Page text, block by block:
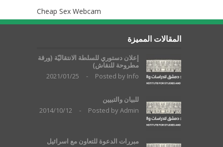
Cheap Sex Webcam
المقالات المميزة
إعلان دستوري للسلطة الانتقاليّة (ورقة
مطروحة للنقاش)
Posted by Info
-
2021/01/25
للبيان والتبيين
Posted byAdmin
-
2014/10/12
مبررات الدعوة للتعاون مع اسرائيل